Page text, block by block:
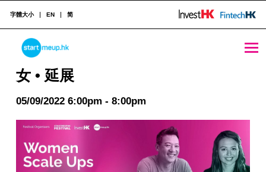
STARTMEUPHK
STARTMEUPHK FESTIVAL IS THE LEADING STARTUP AND INNOVATION CONFERENCE EVENT IN HONG KONG
字體大小 EN 简
女 • 延展
05/09/2022 6:00pm - 8:00pm